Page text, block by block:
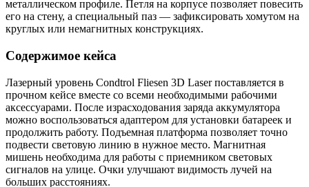
металлическом профиле. Петля на корпусе позволяет повесить
его на стену, а специальный паз — зафиксировать хомутом на
круглых или немагнитных конструкциях.
Содержимое кейса
Лазерный уровень Condtrol Fliesen 3D Laser поставляется в
прочном кейсе вместе со всеми необходимыми рабочими
аксессуарами. После израсходования заряда аккумулятора
можно воспользоваться адаптером для установки батареек и
продолжить работу. Подъемная платформа позволяет точно
подвести световую линию в нужное место. Магнитная
мишень необходима для работы с приемником световых
сигналов на улице. Очки улучшают видимость лучей на
больших расстояниях.